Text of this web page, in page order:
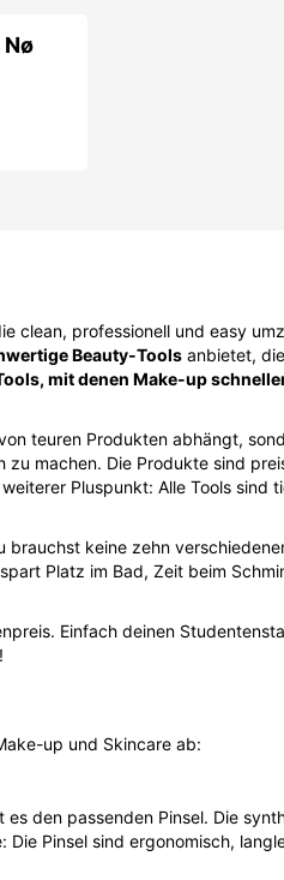
professionell und easy
Beauty-Tools anbietet,
mit denen Make-up
teuren Produkten abhängt,
machen. Die Produkte sind
Pluspunkt: Alle Tools sind
keine zehn
Platz im Bad, Zeit beim
Einfach deinen
up und Skincare ab:
den passenden Pinsel. Die
Pinsel sind ergonomisch,